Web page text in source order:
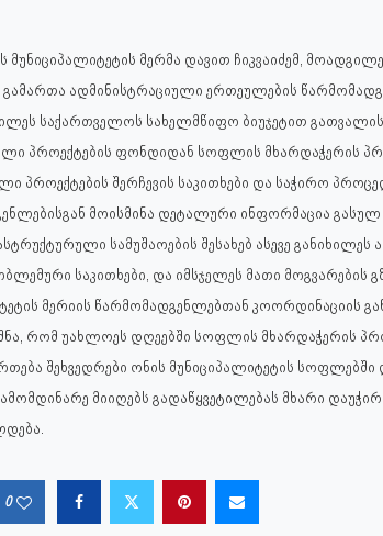
მუნიციპალიტეტის მერმა დავით ჩიკვაიძემ,
გამართა ადმინისტრაციული ერთეულების
საქართველოს სახელმწიფო ბიუჯეტით
პროექტების ფონდიდან სოფლის მხარდაჭერის
პროექტების შერჩევის საკითხები და საჭირო
მოისმინა დეტალური ინფორმაცია
სამუშაოების შესახებ ასევე
საკითხები, და იმსჯელეს მათი მოგვარების
მერიის წარმომადგენლებთან კოორდინაციის
რომ უახლოეს დღეებში სოფლის მხარდაჭერის
შეხვედრები ონის მუნიციპალიტეტის
მიიღებს გადაწყვეტილებას მხარი
0